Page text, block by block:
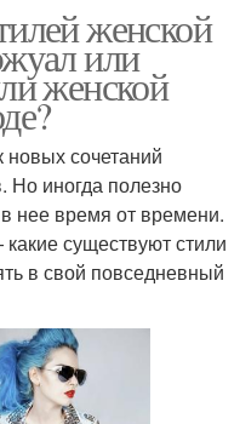
женской
или
женской
сочетаний
Но иногда полезно
нее время от времени.
существуют стили
в свой повседневный